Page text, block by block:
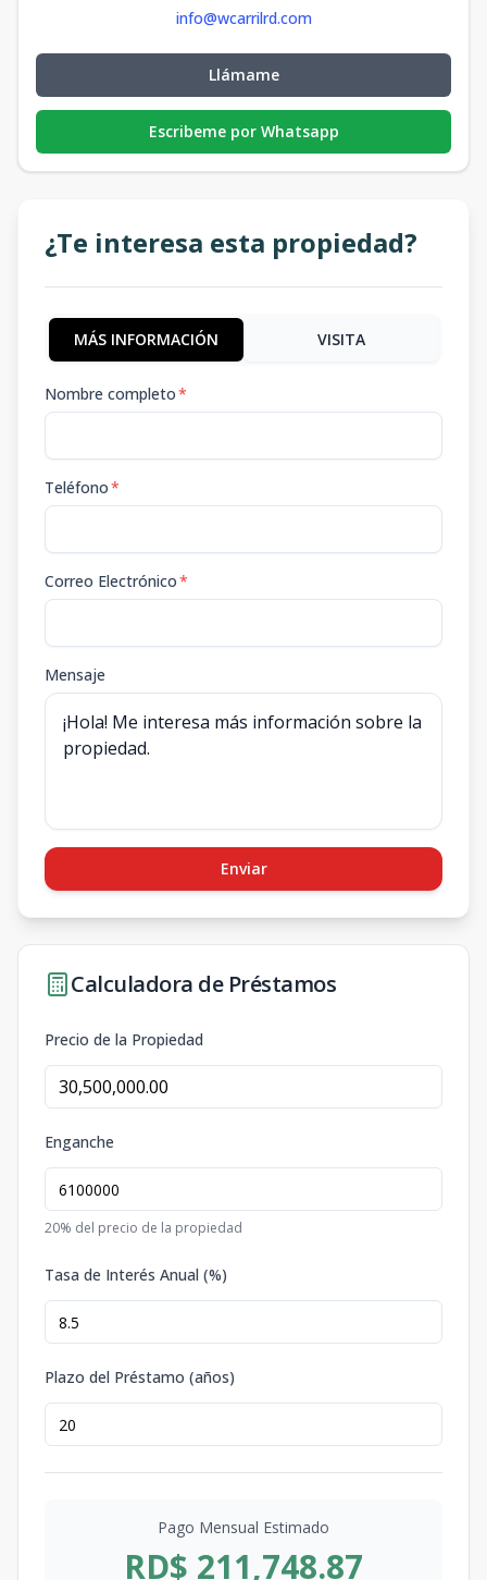
info@wcarrilrd.com
Llámame
Escribeme por Whatsapp
¿Te interesa esta propiedad?
MÁS INFORMACIÓN VISITA
Nombre completo*
Teléfono*
Correo Electrónico*
Mensaje
Enviar
Calculadora de Préstamos
Precio de la Propiedad
Enganche
20% del precio de la propiedad
Tasa de Interés Anual (%)
Plazo del Préstamo (años)
Pago Mensual Estimado
RD$ 211,748.87